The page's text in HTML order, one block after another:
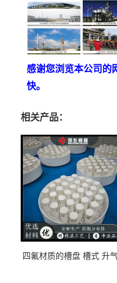
感谢您浏览本公司的
快。
相关产品：
四氟材质的槽盘 槽式 升